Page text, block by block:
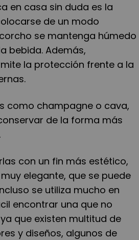
en casa sin duda es la
de un modo
se mantenga húmedo
bebida. Además,
la protección frente a la
como champagne o cava,
de la forma más
con un fin más estético,
elegante, que se puede
se utiliza mucho en
encontrar una que no
que existen multitud de
y diseños, algunos de